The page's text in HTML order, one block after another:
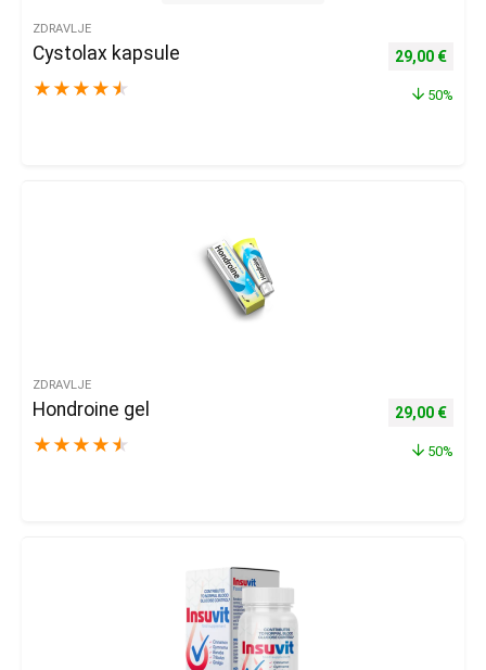
ZDRAVLJE
Cystolax kapsule
★ ★ ★ ★ ★
Izvorna
29,00 €
50%
ZDRAVLJE
Hondroine gel
★ ★ ★ ★ ★
Izvorna
29,00 €
50%